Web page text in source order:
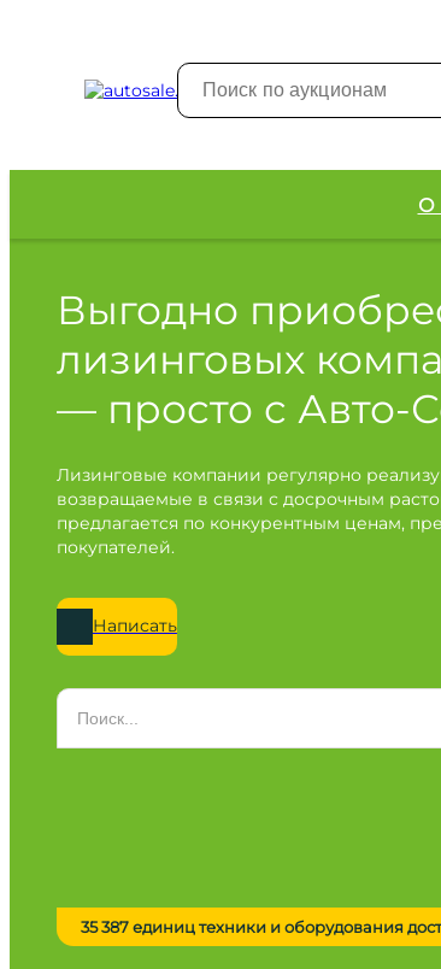
О
Выгодно
лизинговых
— просто с Авто-
Лизинговые компании регулярно
возвращаемые в связи с досрочным
предлагается по конкурентным ценам,
покупателей.
Написать
Сначала выберите марку
Город / регион
35 387 единиц техники и оборудования